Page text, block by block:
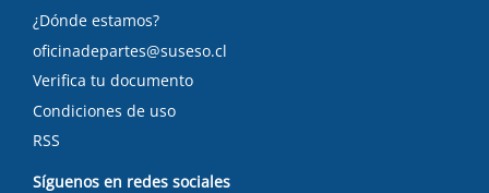
¿Dónde estamos?
oficinadepartes@suseso.cl
Verifica tu documento
Condiciones de uso
RSS
Síguenos en redes sociales